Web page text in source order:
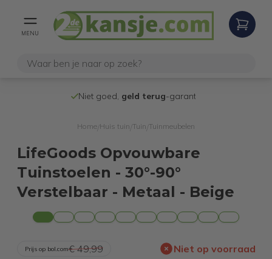
MENU
Niet goed,geld terug -garantie
Home Huis tuin Tuin Tuinmeubelen
LifeGoods Opvouwbare
Tuinstoelen - 30°-90°
Verstelbaar - Metaal - Beige
Prijs op bol.com€ 49,99 Niet op voorraad